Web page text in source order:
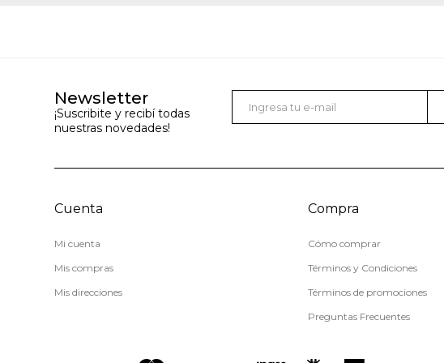
Newsletter
¡Suscribite y recibí todas
nuestras novedades!
Cuenta
Mi cuenta
Mis compras
Mis direcciones
Compra
Cómo comprar
Términos y Condiciones
Términos de promociones
Preguntas Frecuentes